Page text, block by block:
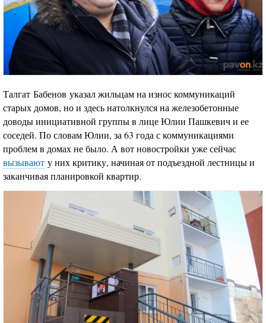
Талгат Бабенов указал жильцам на износ коммуникаций
старых домов, но и здесь натолкнулся на железобетонные
доводы инициативной группы в лице Юлии Пашкевич и ее
соседей. По словам Юлии, за 63 года с коммуникациями
проблем в домах не было. А вот новостройки уже сейчас
вызывают у них критику, начиная от подъездной лестницы и
заканчивая планировкой квартир.